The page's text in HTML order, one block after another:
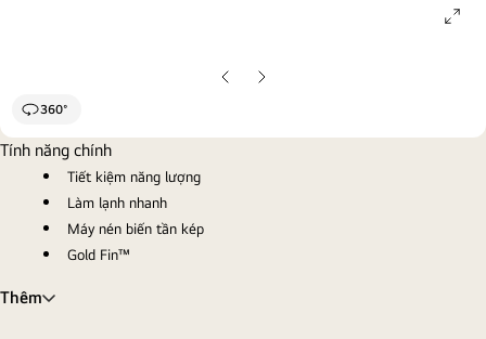
Trang
trước
Trang
tiếp
360°
Tính năng chính
Tiết kiệm năng lượng
Làm lạnh nhanh
Máy nén biến tần kép
Gold Fin™
Thêm